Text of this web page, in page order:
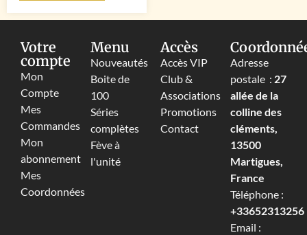
Votre
compte
Mon
Compte
Mes
Commandes
Mon
abonnement
Mes
Coordonnées
Menu
Nouveautés
Boite de
100
Séries
complètes
Fève à
l'unité
Accès
Accès VIP
Club &
Associations
Promotions
Contact
Adresse
postale : 27
allée de la
colline des
cléments,
13500
Martigues,
France
Téléphone :
+33652313256‬
Email :